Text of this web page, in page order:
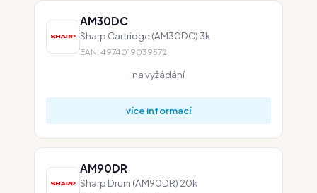
AM30DC
Sharp Cartridge (AM30DC) 3k
EAN: 4974019039572
na vyžádání
více informací
AM90DR
Sharp Drum (AM90DR) 20k